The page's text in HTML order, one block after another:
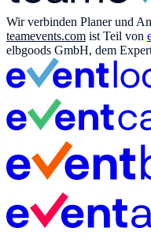
Wir verbinden Planer und
teamevents.com ist Teil von
elbgoods GmbH, dem